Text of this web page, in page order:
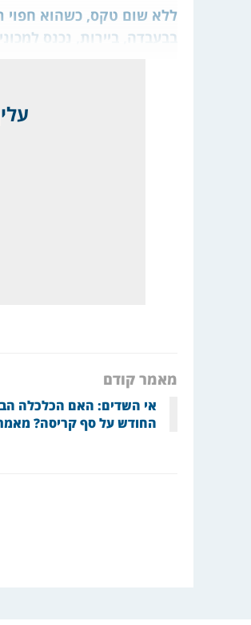
ללא שום טקס, כשהוא חפוי
בבעבדה, ביירות, נכנס
מאמר קודם
אי השדים: האם הכלכלה
החודש על סף קריסה?